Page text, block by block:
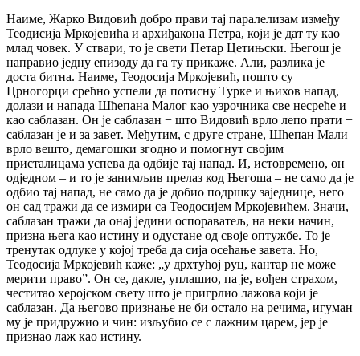
Наиме, Жарко Видовић добро прави тај паралелизам између
Теодисија Мркојевића и архиђакона Петра, који је дат ту као
млад човек. У ствари, то је свети Петар Цетињски. Његош је
направио једну епизоду да га ту прикаже. Али, разлика је
доста битна. Наиме, Теодосија Мркојевић, пошто су
Црногорци срећно успели да потисну Турке и њихов напад,
долази и напада Шћепана Малог као узрочника све несреће и
као саблазан. Он је саблазан − што Видовић врло лепо прати −
саблазан је и за завет. Међутим, с друге стране, Шћепан Мали
врло вешто, демагошки згодно и помогнут својим
присталицама успева да одбије тај напад. И, истовремено, он
одједном – и то је занимљив прелаз код Његоша – не само да је
одбио тај напад, не само да је добио подршку заједнице, него
он сад тражи да се измири са Теодосијем Мркојевићем. Значи,
саблазан тражи да онај једини оспораватељ, на неки начин,
призна њега као истину и одустане од своје оптужбе. То је
тренутак одлуке у којој треба да сија осећање завета. Но,
Теодосија Мркојевић каже: „у дрхтућој руц, кантар не може
мерити право”. Он се, дакле, уплашио, па је, вођен страхом,
честитао херојском свету што је пригрлио лажова који је
саблазан. Да његово признање не би остало на речима, игуман
му је придружио и чин: изљубио се с лажним царем, јер је
признао лаж као истину.